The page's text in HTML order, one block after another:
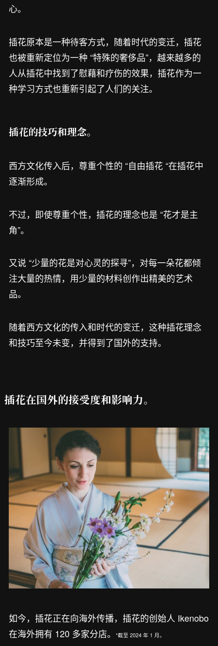
心。
插花原本是一种待客方式，随着时代的变迁，插花
也被重新定位为一种 “特殊的奢侈品”，越来越多的
人从插花中找到了慰藉和疗伤的效果，插花作为一
种学习方式也重新引起了人们的关注。
插花的技巧和理念。
西方文化传入后，尊重个性的 “自由插花 “在插花中
逐渐形成。
不过，即使尊重个性，插花的理念也是 “花才是主
角”。
又说 “少量的花是对心灵的探寻”，对每一朵花都倾
注大量的热情，用少量的材料创作出精美的艺术
品。
随着西方文化的传入和时代的变迁，这种插花理念
和技巧至今未变，并得到了国外的支持。
插花在国外的接受度和影响力。
如今，插花正在向海外传播，插花的创始人 Ikenobo
在海外拥有 120 多家分店。
*截至 2024 年 1 月。